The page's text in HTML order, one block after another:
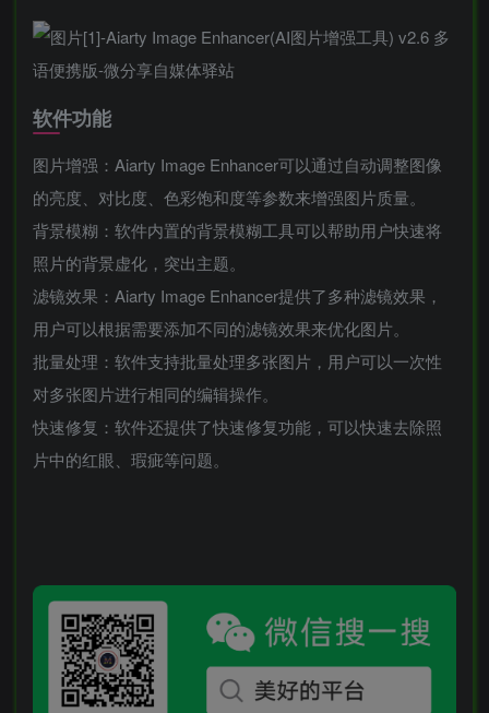
软件功能
图片增强：Aiarty Image Enhancer可以通过自动调整图像
的亮度、对比度、色彩饱和度等参数来增强图片质量。
背景模糊：软件内置的背景模糊工具可以帮助用户快速将
照片的背景虚化，突出主题。
滤镜效果：Aiarty Image Enhancer提供了多种滤镜效果，
用户可以根据需要添加不同的滤镜效果来优化图片。
批量处理：软件支持批量处理多张图片，用户可以一次性
对多张图片进行相同的编辑操作。
快速修复：软件还提供了快速修复功能，可以快速去除照
片中的红眼、瑕疵等问题。